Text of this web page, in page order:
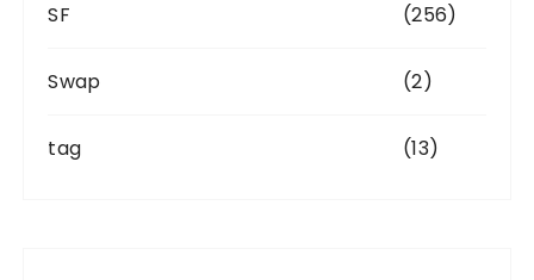
SF (256)
Swap (2)
tag (13)